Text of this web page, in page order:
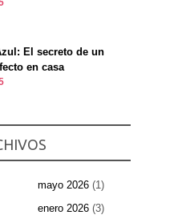
El secreto de un
en casa
mayo 2026(1)
enero 2026(3)